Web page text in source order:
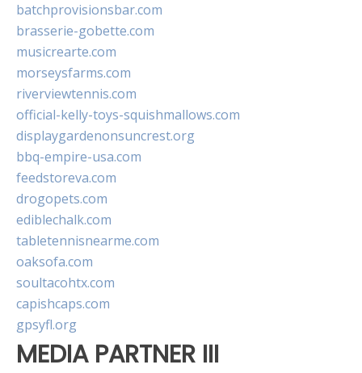
batchprovisionsbar.com
brasserie-gobette.com
musicrearte.com
morseysfarms.com
riverviewtennis.com
official-kelly-toys-squishmallows.com
displaygardenonsuncrest.org
bbq-empire-usa.com
feedstoreva.com
drogopets.com
ediblechalk.com
tabletennisnearme.com
oaksofa.com
soultacohtx.com
capishcaps.com
gpsyfl.org
MEDIA PARTNER III